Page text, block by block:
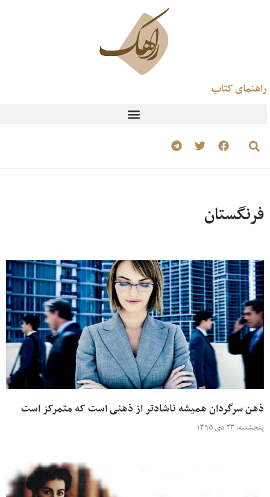
راهنمای کتاب
فرنگستان
ذهن سرگردان همیشه ناشادتر از ذهنی است که متمرکز است
پنجشنبه، ۲۳ دی ۱۳۹۵